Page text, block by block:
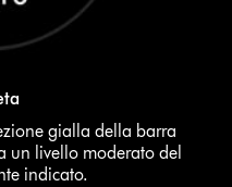
gialla della barra
un livello moderato del
indicato.